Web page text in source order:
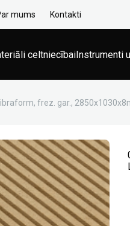
mums Kontakti
celtniecībaiInstrumenti
frez. gar.,